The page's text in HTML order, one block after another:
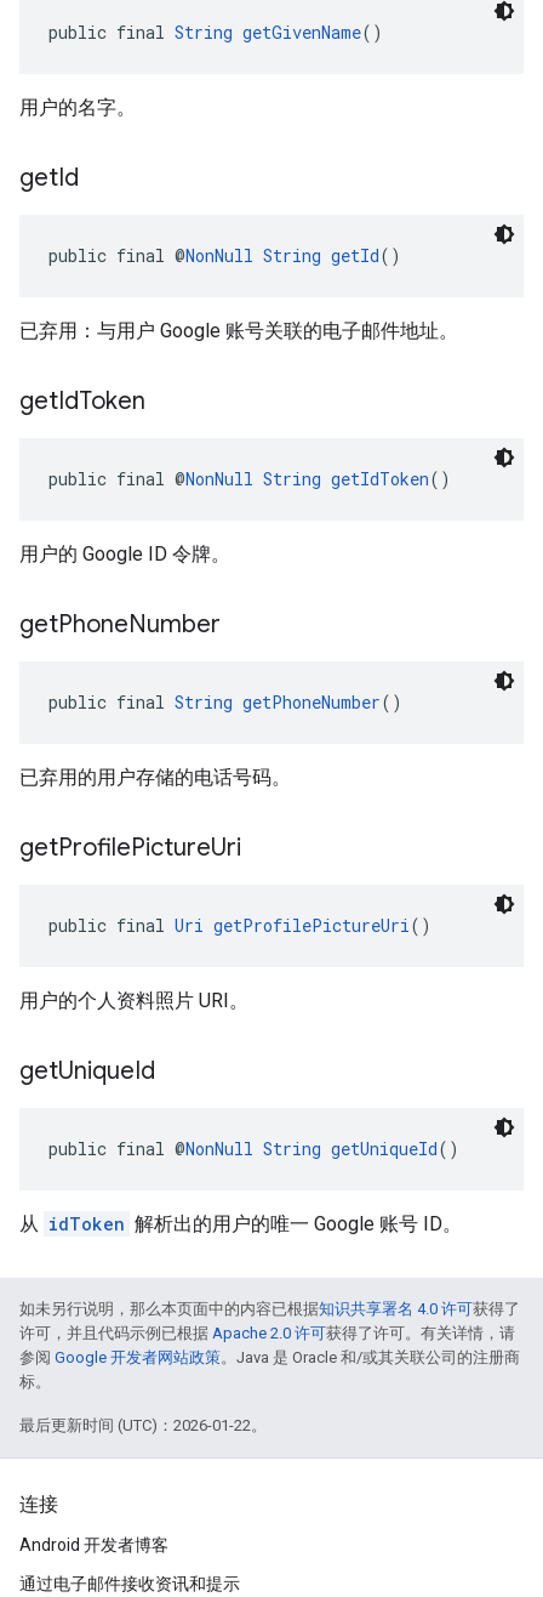
public final String getGivenName()
用户的名字。
getId
public final @NonNull String getId()
已弃用：与用户 Google 账号关联的电子邮件地址。
getIdToken
public final @NonNull String getIdToken()
用户的 Google ID 令牌。
getPhoneNumber
public final String getPhoneNumber()
已弃用的用户存储的电话号码。
getProfilePictureUri
public final Uri getProfilePictureUri()
用户的个人资料照片 URI。
getUniqueId
public final @NonNull String getUniqueId()
从 idToken 解析出的用户的唯一 Google 账号 ID。
如未另行说明，那么本页面中的内容已根据知识共享署名 4.0 许可获得了
许可，并且代码示例已根据 Apache 2.0 许可获得了许可。有关详情，请
参阅 Google 开发者网站政策。Java 是 Oracle 和/或其关联公司的注册商
标。
最后更新时间 (UTC)：2026-01-22。
连接
Android 开发者博客
通过电子邮件接收资讯和提示